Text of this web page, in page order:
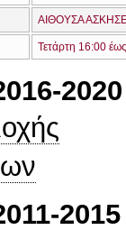
ΑΙΘΟΥΣΑ
Τετάρτη 16:00
2020
2015